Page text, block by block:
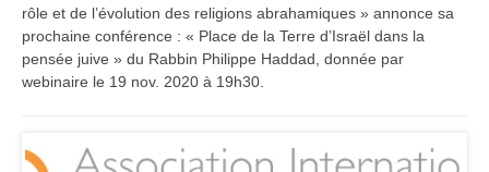
rôle et de l’évolution des religions abrahamiques » annonce sa
prochaine conférence : « Place de la Terre d’Israël dans la
pensée juive » du Rabbin Philippe Haddad, donnée par
webinaire le 19 nov. 2020 à 19h30.